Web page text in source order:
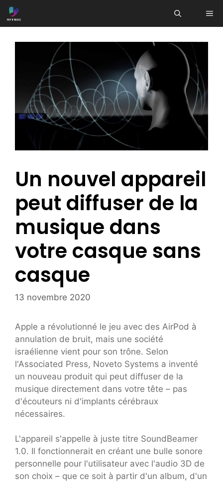
Aller
au
Un nouvel appareil
peut diffuser de la
musique dans
votre casque sans
casque
13 novembre 2020
Apple a révolutionné le jeu avec des AirPod à
annulation de bruit, mais une société
israélienne vient pour son trône. Selon
l'Associated Press, Noveto Systems a inventé
un nouveau produit qui peut diffuser de la
musique directement dans votre tête – pas
d'écouteurs ni d'implants cérébraux
nécessaires.
L'appareil s'appelle à juste titre SoundBeamer
1.0. Il fonctionnerait en créant une bulle sonore
personnelle pour l'utilisateur avec l'audio 3D de
son choix – que ce soit à partir d'un album, d'un